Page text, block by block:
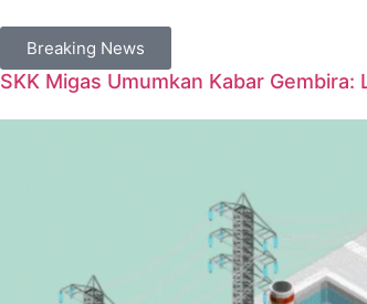
Breaking News
SKK Migas Umumkan Kabar